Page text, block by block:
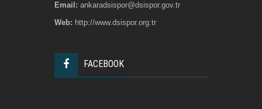
Email: ankaradsispor@dsispor.gov.tr
Web: http://www.dsispor.org.tr
FACEBOOK